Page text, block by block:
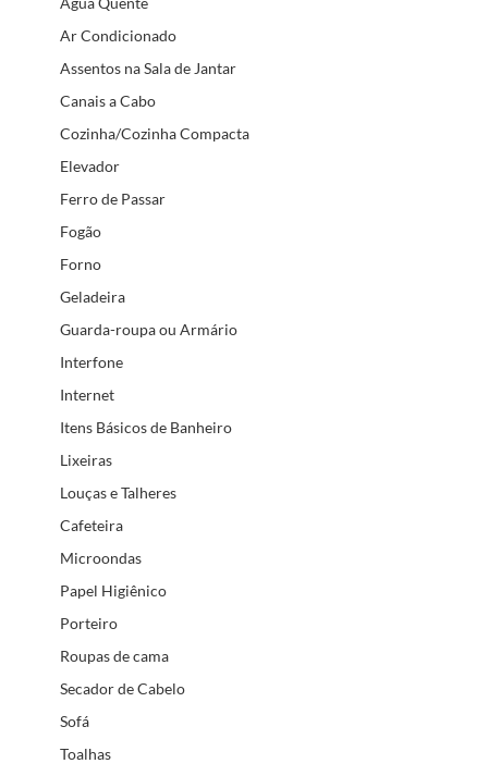
Ar Condicionado
Assentos na Sala de Jantar
Canais a Cabo
Cozinha/Cozinha Compacta
Elevador
Ferro de Passar
Fogão
Forno
Geladeira
Guarda-roupa ou Armário
Interfone
Internet
Itens Básicos de Banheiro
Lixeiras
Louças e Talheres
Cafeteira
Microondas
Papel Higiênico
Porteiro
Roupas de cama
Secador de Cabelo
Sofá
Toalhas